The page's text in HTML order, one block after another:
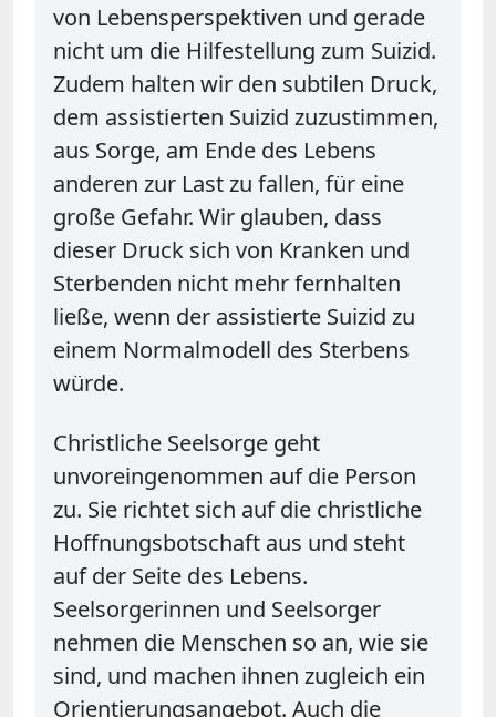
von Lebensperspektiven und gerade
nicht um die Hilfestellung zum Suizid.
Zudem halten wir den subtilen Druck,
dem assistierten Suizid zuzustimmen,
aus Sorge, am Ende des Lebens
anderen zur Last zu fallen, für eine
große Gefahr. Wir glauben, dass
dieser Druck sich von Kranken und
Sterbenden nicht mehr fernhalten
ließe, wenn der assistierte Suizid zu
einem Normalmodell des Sterbens
würde.
Christliche Seelsorge geht
unvoreingenommen auf die Person
zu. Sie richtet sich auf die christliche
Hoffnungsbotschaft aus und steht
auf der Seite des Lebens.
Seelsorgerinnen und Seelsorger
nehmen die Menschen so an, wie sie
sind, und machen ihnen zugleich ein
Orientierungsangebot. Auch die